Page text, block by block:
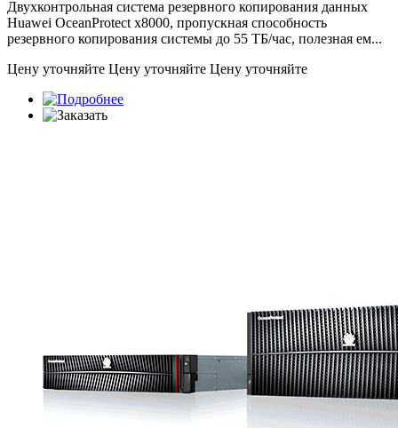
Двухконтрольная система резервного копирования данных
Huawei OceanProtect x8000, пропускная способность
резервного копирования системы до 55 ТБ/час, полезная ем...
Цену уточняйте Цену уточняйте Цену уточняйте